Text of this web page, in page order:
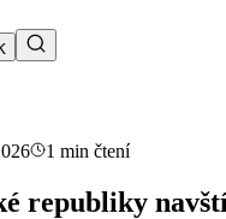
1 min čtení
republiky